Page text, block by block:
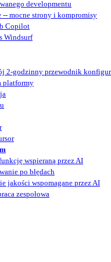
developmentu
-- mocne strony i kompromisy
Copilot
Windsurf
2-godzinny przewodnik
platformy
wspieraną przez AI
po błędach
jakości wspomagane przez AI
zespołowa